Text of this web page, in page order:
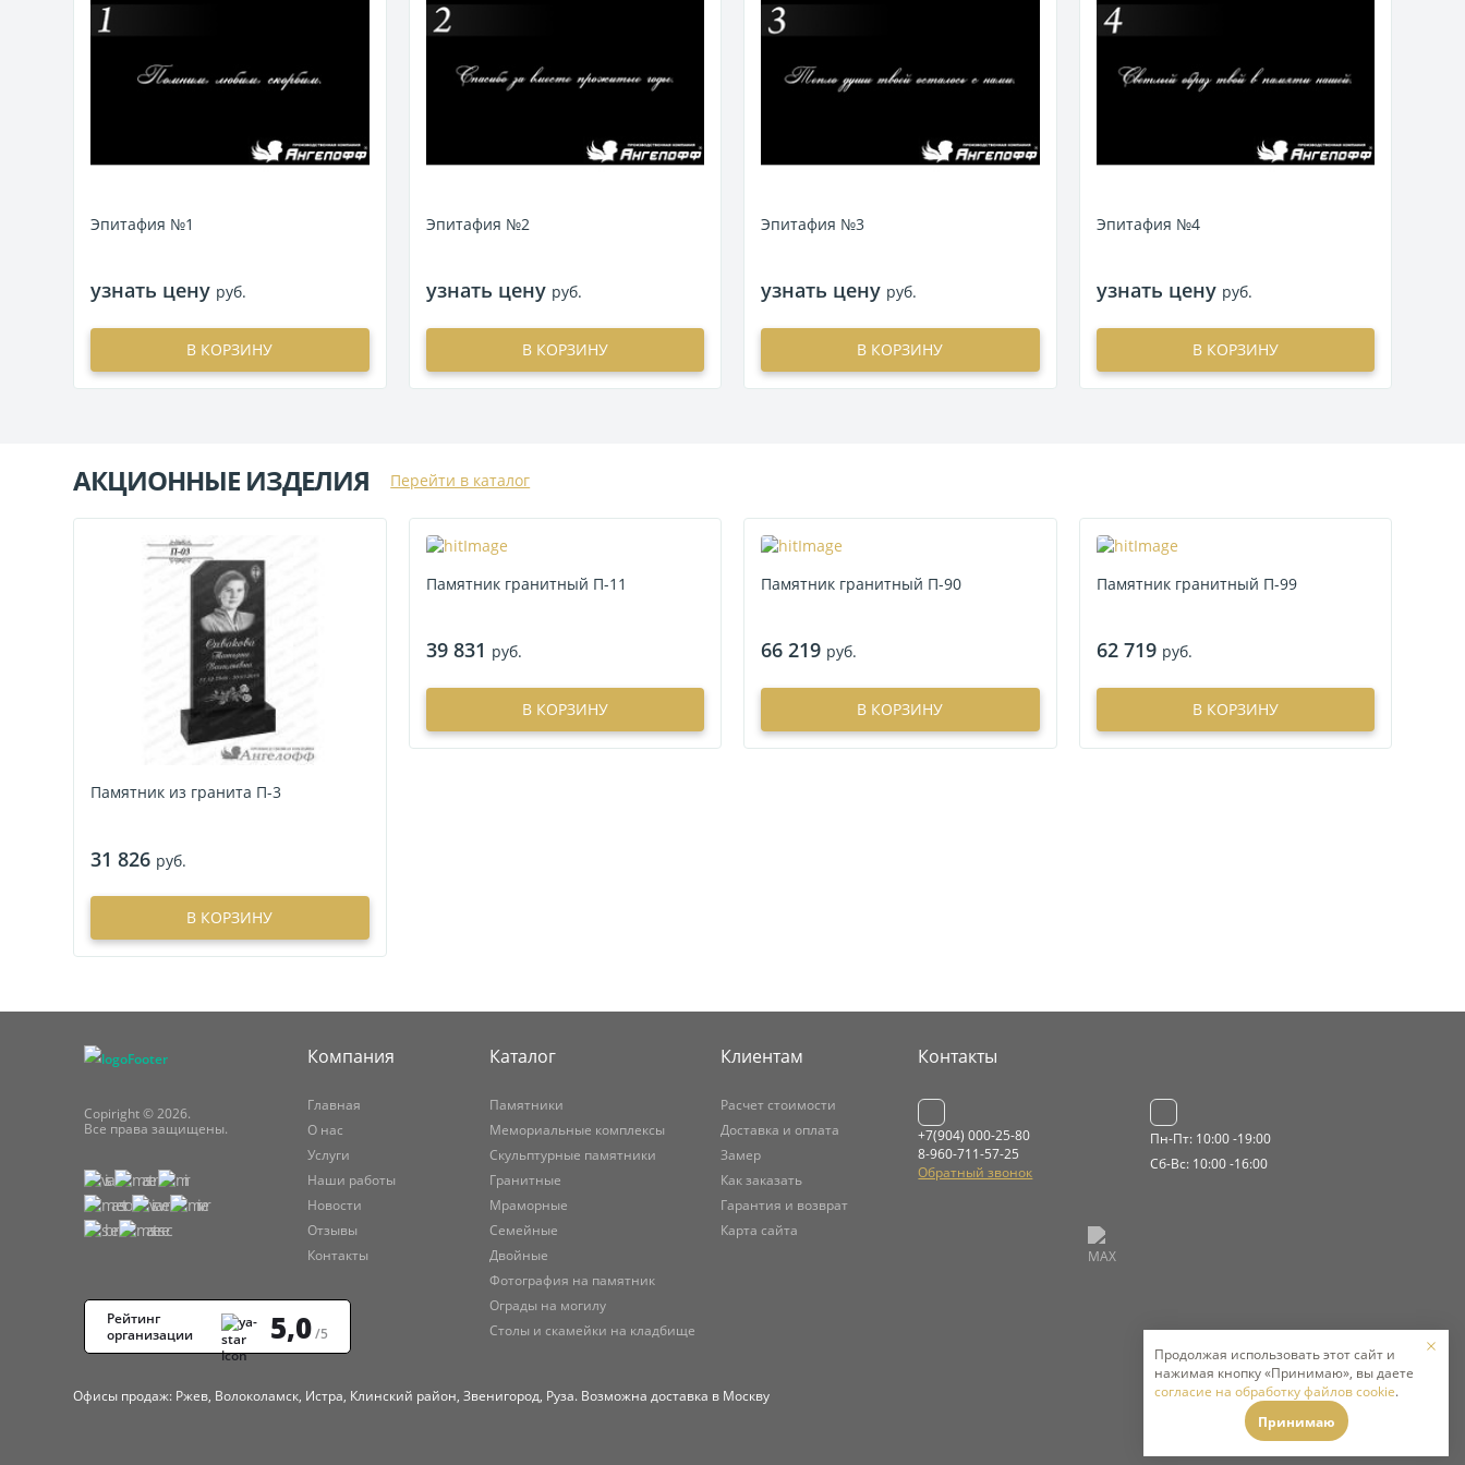
Эпитафия №1
узнать цену руб.
В КОРЗИНУ
Эпитафия №2
узнать цену руб.
В КОРЗИНУ
Эпитафия №3
узнать цену руб.
В КОРЗИНУ
Эпитафия №4
узнать цену руб.
В КОРЗИНУ
АКЦИОННЫЕ ИЗДЕЛИЯ Перейти в каталог
Памятник из гранита П-3
31 826 руб.
В КОРЗИНУ
Памятник гранитный П-11
39 831 руб.
В КОРЗИНУ
Памятник гранитный П-90
66 219 руб.
В КОРЗИНУ
Памятник гранитный П-99
62 719 руб.
В КОРЗИНУ
Copiright © 2026.
Все права защищены.
Рейтинг
организации
5,0/5
Компания
Главная
О нас
Услуги
Наши работы
Новости
Отзывы
Контакты
Каталог
Памятники
Мемориальные комплексы
Скульптурные памятники
Гранитные
Мраморные
Семейные
Двойные
Фотография на памятник
Ограды на могилу
Столы и скамейки на кладбище
Клиентам
Расчет стоимости
Доставка и оплата
Замер
Как заказать
Гарантия и возврат
Карта сайта
Контакты
+7(904) 000-25-80
8-960-711-57-25
Обратный звонок
Пн-Пт: 10:00 -19:00
Сб-Вс: 10:00 -16:00
Офисы продаж: Ржев, Волоколамск, Истра, Клинский район, Звенигород, Руза. Возможна доставка в Москву
Продолжая использовать этот сайт и
нажимая кнопку «Принимаю», вы даете
согласие на обработку файлов cookie.
Принимаю